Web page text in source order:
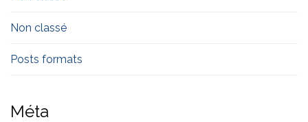
Non classé
Posts formats
Méta